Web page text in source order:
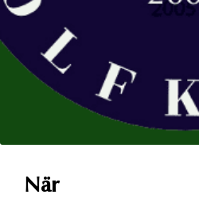
NärLadda ner ICS